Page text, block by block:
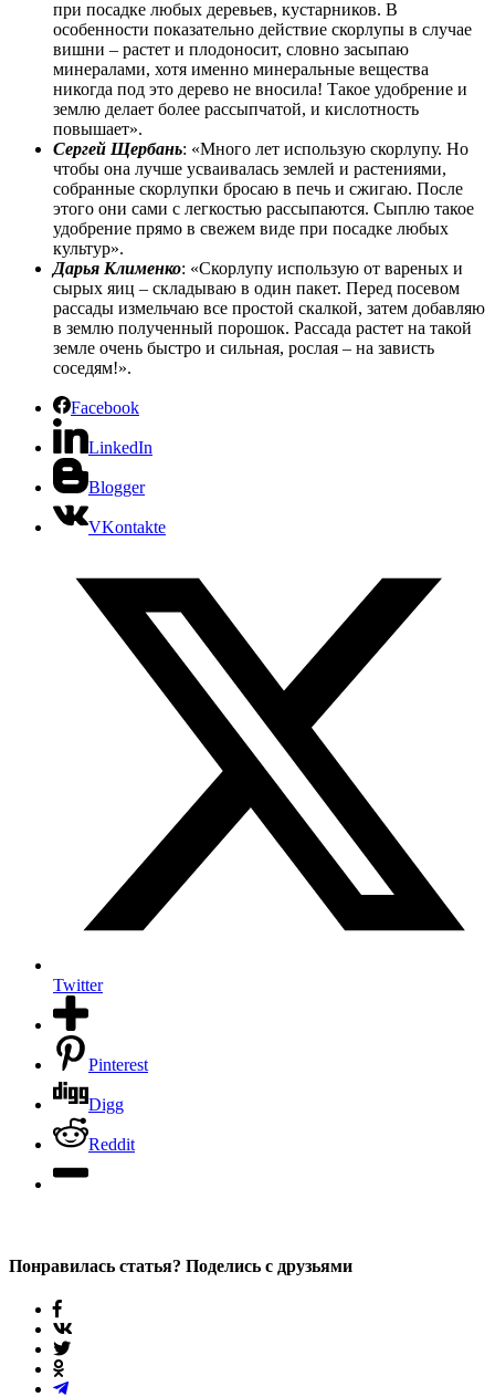
при посадке любых деревьев, кустарников. В
особенности показательно действие скорлупы в случае
вишни – растет и плодоносит, словно засыпаю
минералами, хотя именно минеральные вещества
никогда под это дерево не вносила! Такое удобрение и
землю делает более рассыпчатой, и кислотность
повышает».
Сергей Щербань: «Много лет использую скорлупу. Но
чтобы она лучше усваивалась землей и растениями,
собранные скорлупки бросаю в печь и сжигаю. После
этого они сами с легкостью рассыпаются. Сыплю такое
удобрение прямо в свежем виде при посадке любых
культур».
Дарья Клименко: «Скорлупу использую от вареных и
сырых яиц – складываю в один пакет. Перед посевом
рассады измельчаю все простой скалкой, затем добавляю
в землю полученный порошок. Рассада растет на такой
земле очень быстро и сильная, рослая – на зависть
соседям!».
Facebook
LinkedIn
Blogger
VKontakte
Twitter
Pinterest
Digg
Reddit
Понравилась статья? Поделись с друзьями